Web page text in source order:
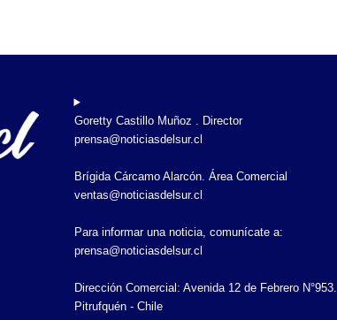
Goretty Castillo Muñoz . Director
prensa@noticiasdelsur.cl
Brígida Cárcamo Alarcón. Área Comercial
ventas@noticiasdelsur.cl
Para informar una noticia, comunícate a:
prensa@noticiasdelsur.cl
Dirección Comercial: Avenida 12 de Febrero N°953.
Pitrufquén - Chile